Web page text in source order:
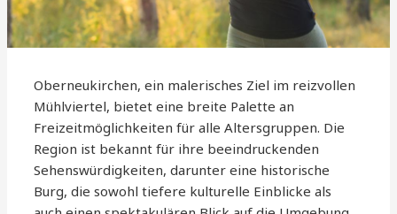
Oberneukirchen, ein malerisches Ziel im reizvollen
Mühlviertel, bietet eine breite Palette an
Freizeitmöglichkeiten für alle Altersgruppen. Die
Region ist bekannt für ihre beeindruckenden
Sehenswürdigkeiten, darunter eine historische
Burg, die sowohl tiefere kulturelle Einblicke als